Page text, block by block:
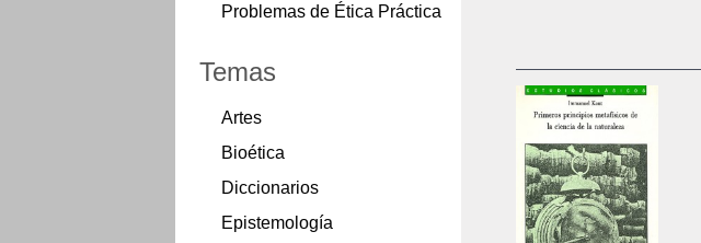
Problemas de Ética Práctica
Temas
Artes
Bioética
Diccionarios
Epistemología